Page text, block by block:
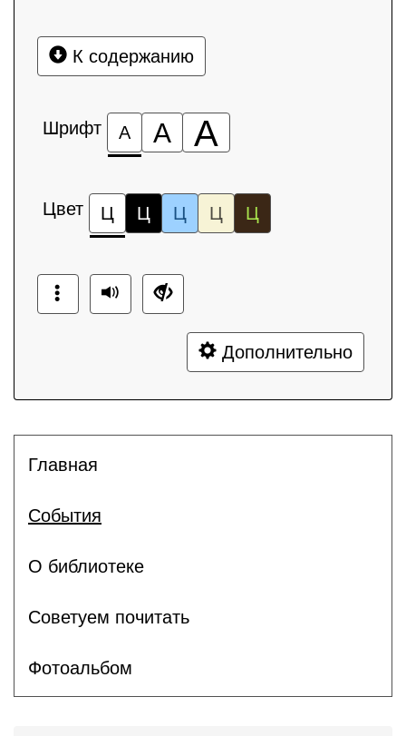
К содержанию
Шрифт А А А
Цвет Ц Ц Ц Ц Ц
Дополнительно
Главная
События
О библиотеке
Советуем почитать
Фотоальбом